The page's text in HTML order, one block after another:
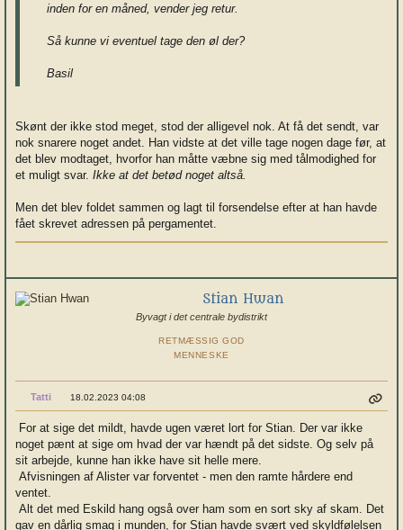
inden for en måned, vender jeg retur.
Så kunne vi eventuel tage den øl der?
Basil
Skønt der ikke stod meget, stod der alligevel nok. At få det sendt, var
nok snarere noget andet. Han vidste at det ville tage nogen dage før, at
det blev modtaget, hvorfor han måtte væbne sig med tålmodighed for
et muligt svar. Ikke at det betød noget altså.
Men det blev foldet sammen og lagt til forsendelse efter at han havde
fået skrevet adressen på pergamentet.
Stian Hwan
Byvagt i det centrale bydistrikt
RETMÆSSIG GOD
MENNESKE
Tatti 18.02.2023 04:08
For at sige det mildt, havde ugen været lort for Stian. Der var ikke
noget pænt at sige om hvad der var hændt på det sidste. Og selv på
sit arbejde, kunne han ikke have sit helle mere.
Afvisningen af Alister var forventet - men den ramte hårdere end
ventet.
Alt det med Eskild hang også over ham som en sort sky af skam. Det
gav en dårlig smag i munden, for Stian havde svært ved skyldfølelsen